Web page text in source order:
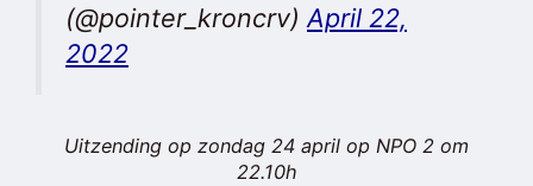
(@pointer_kroncrv) April 22,
2022
Uitzending op zondag 24 april op NPO 2 om
22.10h